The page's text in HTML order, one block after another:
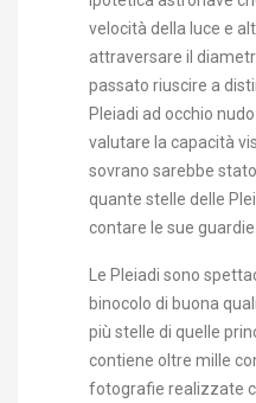
velocità della luce e
attraversare il
passato riuscire a
Pleiadi ad occhio
valutare la capacità
sovrano sarebbe
quante stelle delle
contare le sue guardie.
Le Pleiadi sono
binocolo di buona
più stelle di quelle
contiene oltre mille
fotografie realizzate